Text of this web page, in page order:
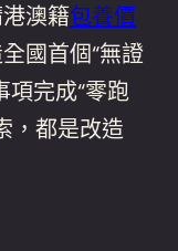
澳籍包養價
國首個“無證
項完成“零跑
，都是改造